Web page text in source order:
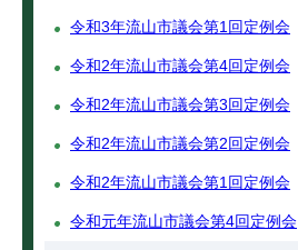
令和3年流山市議会第1回定例会
令和2年流山市議会第4回定例会
令和2年流山市議会第3回定例会
令和2年流山市議会第2回定例会
令和2年流山市議会第1回定例会
令和元年流山市議会第4回定例会